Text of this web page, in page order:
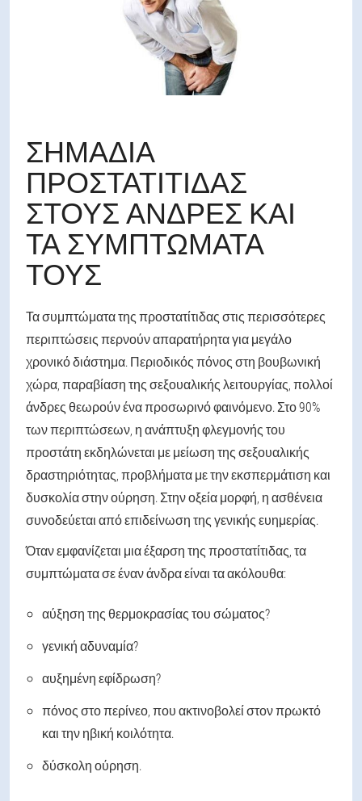
ΣΗΜΆΔΙΑ
ΠΡΟΣΤΑΤΊΤΙΔΑΣ
ΣΤΟΥΣ ΆΝΔΡΕΣ ΚΑΙ
ΤΑ ΣΥΜΠΤΏΜΑΤΆ
ΤΟΥΣ
Τα συμπτώματα της προστατίτιδας στις περισσότερες
περιπτώσεις περνούν απαρατήρητα για μεγάλο
χρονικό διάστημα. Περιοδικός πόνος στη βουβωνική
χώρα, παραβίαση της σεξουαλικής λειτουργίας, πολλοί
άνδρες θεωρούν ένα προσωρινό φαινόμενο. Στο 90%
των περιπτώσεων, η ανάπτυξη φλεγμονής του
προστάτη εκδηλώνεται με μείωση της σεξουαλικής
δραστηριότητας, προβλήματα με την εκσπερμάτιση και
δυσκολία στην ούρηση. Στην οξεία μορφή, η ασθένεια
συνοδεύεται από επιδείνωση της γενικής ευημερίας.
Όταν εμφανίζεται μια έξαρση της προστατίτιδας, τα
συμπτώματα σε έναν άνδρα είναι τα ακόλουθα:
αύξηση της θερμοκρασίας του σώματος?
γενική αδυναμία?
αυξημένη εφίδρωση?
πόνος στο περίνεο, που ακτινοβολεί στον πρωκτό
και την ηβική κοιλότητα.
δύσκολη ούρηση.